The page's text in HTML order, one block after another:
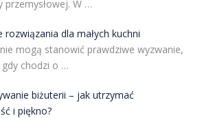
przemysłowej. W …
rozwiązania dla małych kuchni
mogą stanowić prawdziwe wyzwanie,
gdy chodzi o …
biżuterii – jak utrzymać
i piękno?